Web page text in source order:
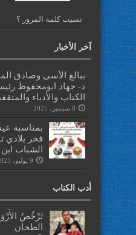
نسيت كلمة المرور ؟
آخر الأخبار
ببالغ الأسى وصادق
د- جهاد ابومحفوظ
الكتاب والأدباء
8 سبتمبر، 2025
بمناسبة
فخر بلادي
الشباب
9 يوليو، 2025
أدب الكتاب
تَرْخُصُ
الطحان